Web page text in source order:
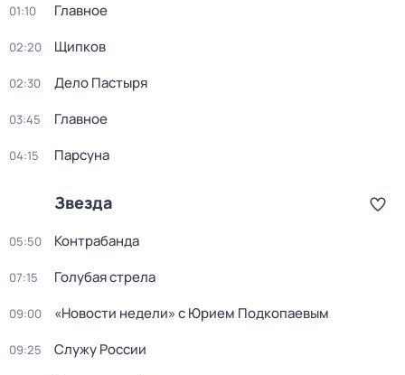
01:10 Главное
02:20 Щипков
02:30 Дело Пастыря
03:45 Главное
04:15 Парсуна
Звезда
05:50 Контрабанда
07:15 Голубая стрела
09:00 «Новости недели» с Юрием Подкопаевым
09:25 Служу России